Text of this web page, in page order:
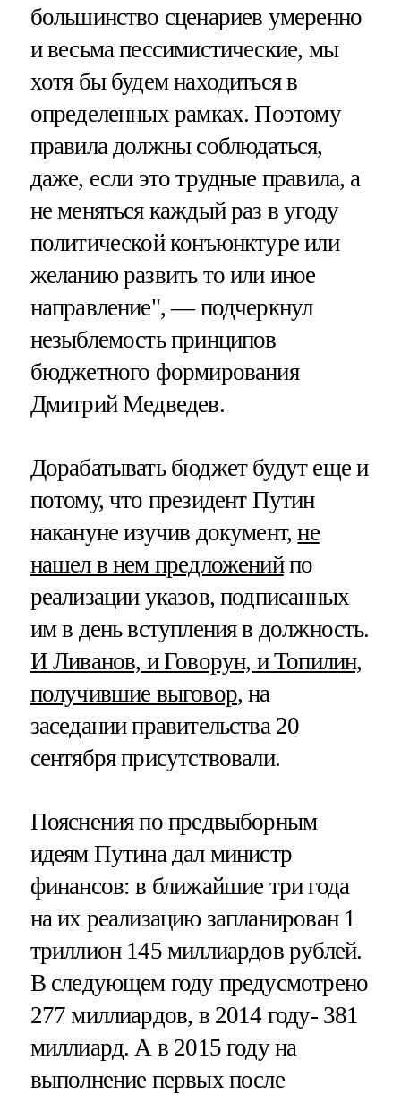
большинство сценариев умеренно
и весьма пессимистические, мы
хотя бы будем находиться в
определенных рамках. Поэтому
правила должны соблюдаться,
даже, если это трудные правила, а
не меняться каждый раз в угоду
политической конъюнктуре или
желанию развить то или иное
направление", — подчеркнул
незыблемость принципов
бюджетного формирования
Дмитрий Медведев.
Дорабатывать бюджет будут еще и
потому, что президент Путин
накануне изучив документ,не
нашел в нем предложенийпо
реализации указов, подписанных
им в день вступления в должность.
И Ливанов, и Говорун, и Топилин,
получившие выговор, на
заседании правительства 20
сентября присутствовали.
Пояснения по предвыборным
идеям Путина дал министр
финансов: в ближайшие три года
на их реализацию запланирован 1
триллион 145 миллиардов рублей.
В следующем году предусмотрено
277 миллиардов, в 2014 году- 381
миллиард. А в 2015 году на
выполнение первых после